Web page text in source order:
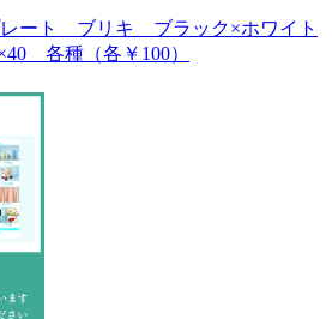
レート ブリキ ブラック×ホワイト
各種（各￥100）